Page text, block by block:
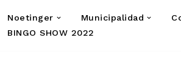
Noetinger Municipalidad
BINGO SHOW 2022